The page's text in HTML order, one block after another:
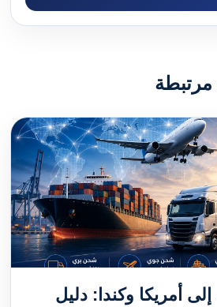
أمريكا وكندا: دليل